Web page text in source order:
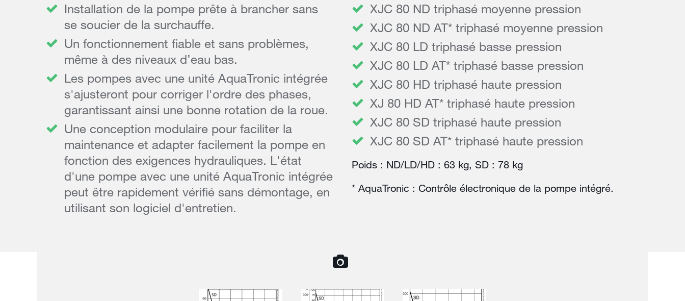
Installation de la pompe prête à brancher sans
se soucier de la surchauffe.
Un fonctionnement fiable et sans problèmes,
même à des niveaux d’eau bas.
Les pompes avec une unité AquaTronic intégrée
s'ajusteront pour corriger l'ordre des phases,
garantissant ainsi une bonne rotation de la roue.
Une conception modulaire pour faciliter la
maintenance et adapter facilement la pompe en
fonction des exigences hydrauliques. L'état
d'une pompe avec une unité AquaTronic intégrée
peut être rapidement vérifié sans démontage, en
utilisant son logiciel d'entretien.
XJC 80 ND triphasé moyenne pression
XJC 80 ND AT* triphasé moyenne pression
XJC 80 LD triphasé basse pression
XJC 80 LD AT* triphasé basse pression
XJC 80 HD triphasé haute pression
XJ 80 HD AT* triphasé haute pression
XJC 80 SD triphasé haute pression
XJC 80 SD AT* triphasé haute pression
Poids : ND/LD/HD : 63 kg, SD : 78 kg
* AquaTronic : Contrôle électronique de la pompe intégré.